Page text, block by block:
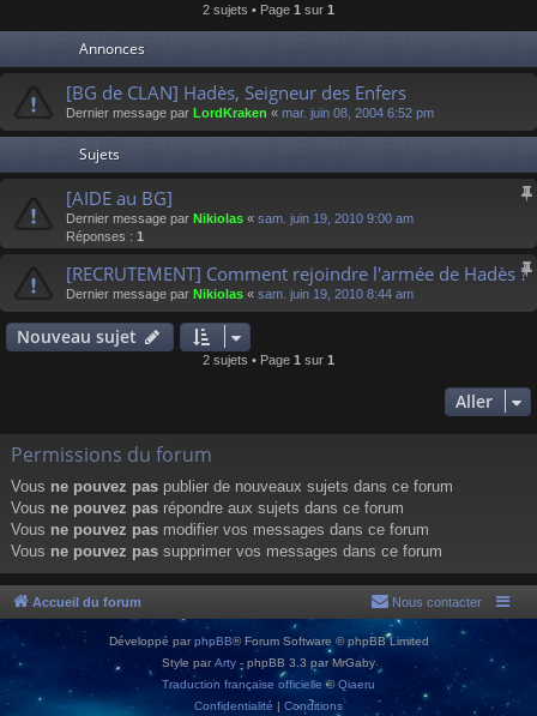
2 sujets • Page 1 sur 1
Annonces
[BG de CLAN] Hadès, Seigneur des Enfers
Dernier message par LordKraken « mar. juin 08, 2004 6:52 pm
Sujets
[AIDE au BG]
Dernier message par Nikiolas « sam. juin 19, 2010 9:00 am
Réponses : 1
[RECRUTEMENT] Comment rejoindre l'armée de Hadès ?
Dernier message par Nikiolas « sam. juin 19, 2010 8:44 am
Nouveau sujet
2 sujets • Page 1 sur 1
Aller
Permissions du forum
Vous ne pouvez pas publier de nouveaux sujets dans ce forum
Vous ne pouvez pas répondre aux sujets dans ce forum
Vous ne pouvez pas modifier vos messages dans ce forum
Vous ne pouvez pas supprimer vos messages dans ce forum
Accueil du forum Nous contacter
Développé par phpBB® Forum Software © phpBB Limited
Style par Arty - phpBB 3.3 par MrGaby
Traduction française officielle ©Qiaeru
Confidentialité | Conditions